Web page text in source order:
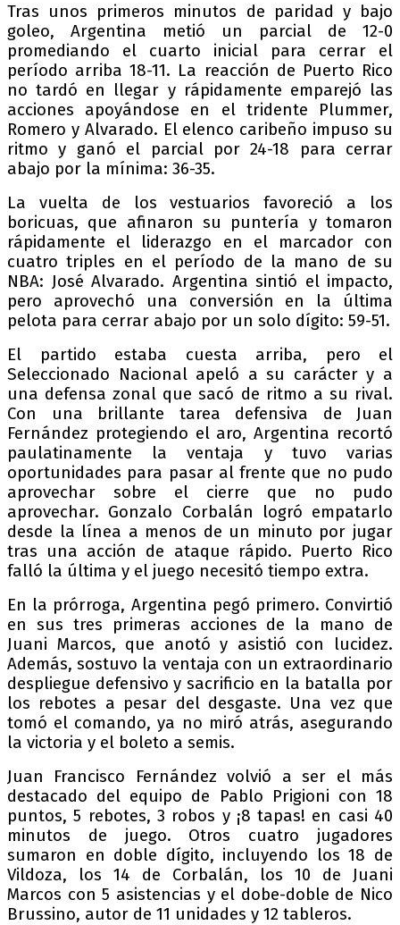
Tras unos primeros minutos de paridad y bajo
goleo, Argentina metió un parcial de 12-0
promediando el cuarto inicial para cerrar el
período arriba 18-11. La reacción de Puerto Rico
no tardó en llegar y rápidamente emparejó las
acciones apoyándose en el tridente Plummer,
Romero y Alvarado. El elenco caribeño impuso su
ritmo y ganó el parcial por 24-18 para cerrar
abajo por la mínima: 36-35.
La vuelta de los vestuarios favoreció a los
boricuas, que afinaron su puntería y tomaron
rápidamente el liderazgo en el marcador con
cuatro triples en el período de la mano de su
NBA: José Alvarado. Argentina sintió el impacto,
pero aprovechó una conversión en la última
pelota para cerrar abajo por un solo dígito: 59-51.
El partido estaba cuesta arriba, pero el
Seleccionado Nacional apeló a su carácter y a
una defensa zonal que sacó de ritmo a su rival.
Con una brillante tarea defensiva de Juan
Fernández protegiendo el aro, Argentina recortó
paulatinamente la ventaja y tuvo varias
oportunidades para pasar al frente que no pudo
aprovechar sobre el cierre que no pudo
aprovechar. Gonzalo Corbalán logró empatarlo
desde la línea a menos de un minuto por jugar
tras una acción de ataque rápido. Puerto Rico
falló la última y el juego necesitó tiempo extra.
En la prórroga, Argentina pegó primero. Convirtió
en sus tres primeras acciones de la mano de
Juani Marcos, que anotó y asistió con lucidez.
Además, sostuvo la ventaja con un extraordinario
despliegue defensivo y sacrificio en la batalla por
los rebotes a pesar del desgaste. Una vez que
tomó el comando, ya no miró atrás, asegurando
la victoria y el boleto a semis.
Juan Francisco Fernández volvió a ser el más
destacado del equipo de Pablo Prigioni con 18
puntos, 5 rebotes, 3 robos y ¡8 tapas! en casi 40
minutos de juego. Otros cuatro jugadores
sumaron en doble dígito, incluyendo los 18 de
Vildoza, los 14 de Corbalán, los 10 de Juani
Marcos con 5 asistencias y el dobe-doble de Nico
Brussino, autor de 11 unidades y 12 tableros.